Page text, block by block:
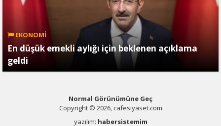
EKONOMİ
En düşük emekli aylığı için beklenen açıklama
geldi
Normal Görünümüne Geç
Copyright © 2026, cafesiyaset.com
yazılım: habersistemim